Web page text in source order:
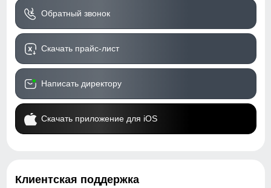
Обратный звонок
Скачать прайс-лист
Написать директору
Скачать приложение для iOS
Клиентская поддержка